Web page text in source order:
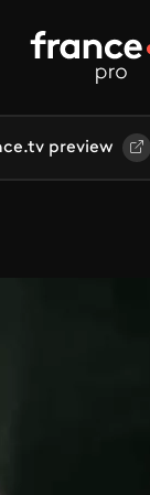
preview